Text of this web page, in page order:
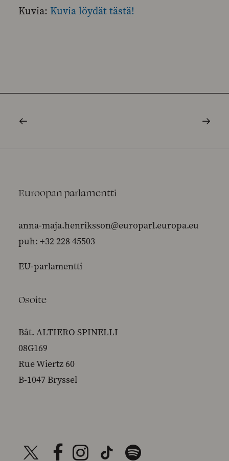
Kuvia: Kuvia löydät tästä!
Euroopan parlamentti
anna-maja.henriksson@europarl.europa.eu
puh: +32 228 45503
EU-parlamentti
Osoite
Bât. ALTIERO SPINELLI
08G169
Rue Wiertz 60
B-1047 Bryssel